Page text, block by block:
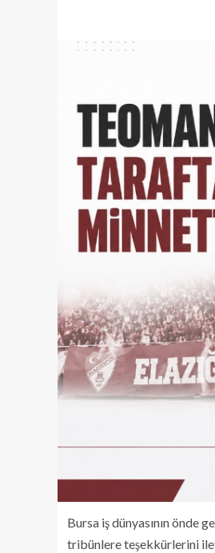
Bursa iş dünyasının önde
tribünlere teşekkürlerini